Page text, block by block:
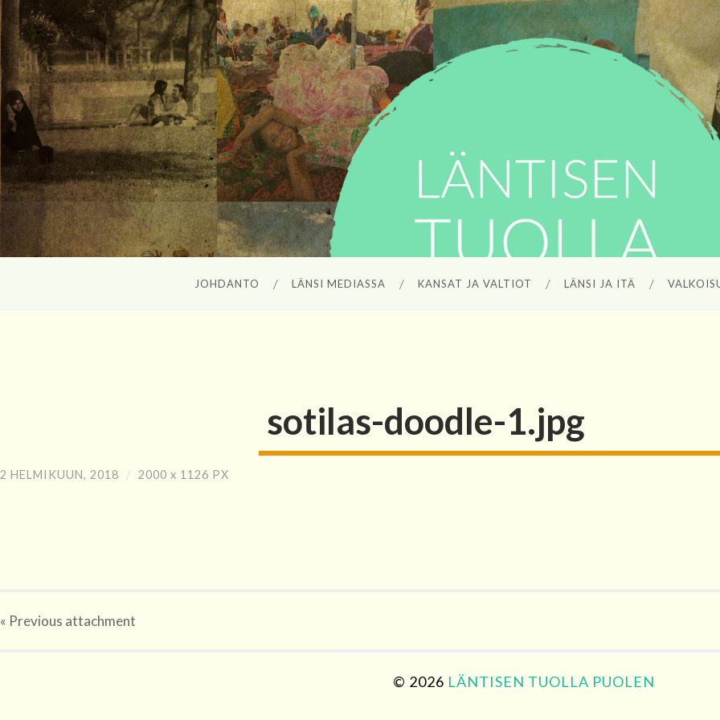
JOHDANTO LÄNSI MEDIASSA KANSAT JA VALTIOT LÄNSI JA ITÄ
sotilas-doodle-1.jpg
2 HELMIKUUN, 2018 / 2000 x 1126 PX
« Previous attachment
© 2026 LÄNTISEN TUOLLA PUOLEN